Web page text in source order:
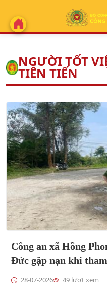
NGƯỜI TỐT
TIÊN TIẾN
Công an xã Hồng
Đức gặp nạn khi
28-07-2026 49 lượt xem